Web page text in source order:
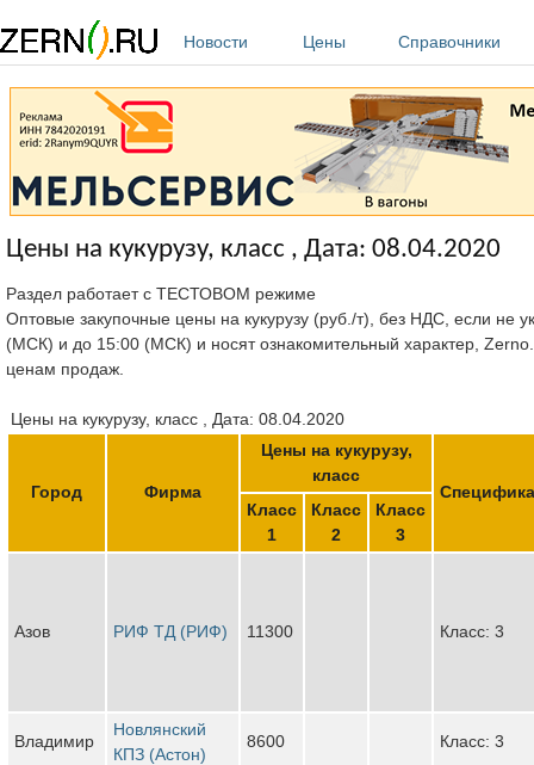
Новости
Цены Справочники
Цены на кукурузу, класс , Дата: 08.04.2020
Раздел работает с ТЕСТОВОМ режиме
Оптовые закупочные цены на кукурузу (руб./т), без НДС, если не
(МСК) и до 15:00 (МСК) и носят ознакомительный характер,
ценам продаж.
Цены на кукурузу, класс , Дата: 08.04.2020
Город Фирма
Цены на кукурузу,
класс
Класс
1
Класс
2
Класс
3
Азов РИФ ТД (РИФ) 11300 Класс: 3
Владимир
Новлянский
КПЗ (Астон)
8600 Класс: 3